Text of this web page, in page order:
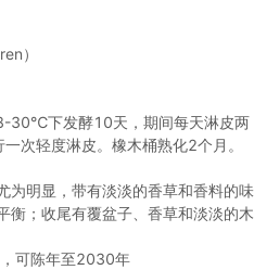
）
30℃下发酵10天，期间每天淋皮两
次轻度淋皮。橡木桶熟化2个月。
为明显，带有淡淡的香草和香料的味
衡；收尾有覆盆子、香草和淡淡的木
可陈年至2030年